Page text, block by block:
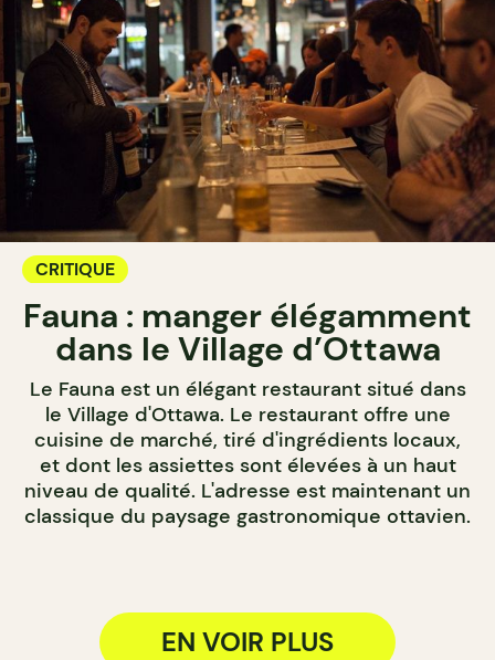
CRITIQUE
Fauna : manger élégamment
dans le Village d’Ottawa
Le Fauna est un élégant restaurant situé dans
le Village d'Ottawa. Le restaurant offre une
cuisine de marché, tiré d'ingrédients locaux,
et dont les assiettes sont élevées à un haut
niveau de qualité. L'adresse est maintenant un
classique du paysage gastronomique ottavien.
EN VOIR PLUS